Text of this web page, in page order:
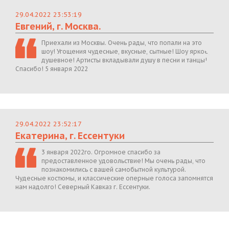
29.04.2022 23:53:19
Евгений, г. Москва.
Приехали из Москвы. Очень рады, что попали на это
шоу! Угощения чудесные, вкусные, сытные! Шоу яркое,
душевное! Артисты вкладывали душу в песни и танцы!
Спасибо! 5 января 2022
29.04.2022 23:52:17
Екатерина, г. Ессентуки
3 января 2022го. Огромное спасибо за
предоставленное удовольствие! Мы очень рады, что
познакомились с вашей самобытной культурой.
Чудесные костюмы, и классические оперные голоса запомнятся
нам надолго! Северный Кавказ г. Ессентуки.